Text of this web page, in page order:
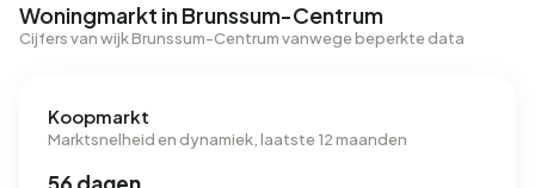
Woningmarkt in Brunssum-Centrum
Cijfers van wijk Brunssum-Centrum vanwege beperkte data
Koopmarkt
Marktsnelheid en dynamiek, laatste 12 maanden